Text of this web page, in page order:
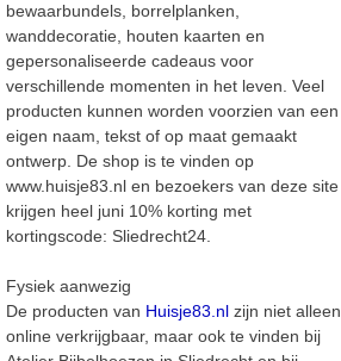
bewaarbundels, borrelplanken,
wanddecoratie, houten kaarten en
gepersonaliseerde cadeaus voor
verschillende momenten in het leven. Veel
producten kunnen worden voorzien van een
eigen naam, tekst of op maat gemaakt
ontwerp. De shop is te vinden op
www.huisje83.nl en bezoekers van deze site
krijgen heel juni 10% korting met
kortingscode: Sliedrecht24.
Fysiek aanwezig
De producten van Huisje83.nl zijn niet alleen
online verkrijgbaar, maar ook te vinden bij